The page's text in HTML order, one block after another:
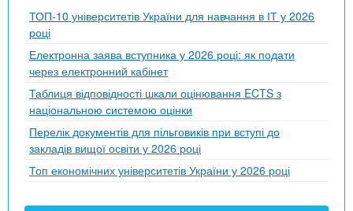
ТОП-10 університетів України для навчання в ІТ у 2026
році
Електронна заява вступника у 2026 році: як подати
через електронний кабінет
Таблиця відповідності шкали оцінювання ECTS з
національною системою оцінки
Перелік документів для пільговиків при вступі до
закладів вищої освіти у 2026 році
Топ економічних університетів України у 2026 році